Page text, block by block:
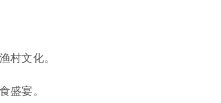
村文化。
盛宴。